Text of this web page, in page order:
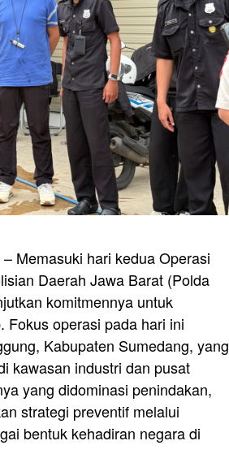
Memasuki hari kedua Operasi
Daerah Jawa Barat (Polda
komitmennya untuk
Fokus operasi pada hari ini
Kabupaten Sumedang, yang
kawasan industri dan pusat
yang didominasi penindakan,
strategi preventif melalui
bentuk kehadiran negara di